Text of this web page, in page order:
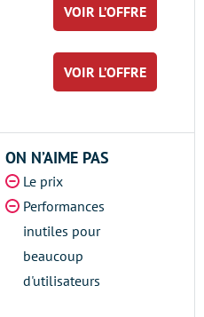
VOIR L’OFFRE
VOIR L’OFFRE
ON N’AIME PAS
Le prix
Performances
inutiles pour
beaucoup
d'utilisateurs